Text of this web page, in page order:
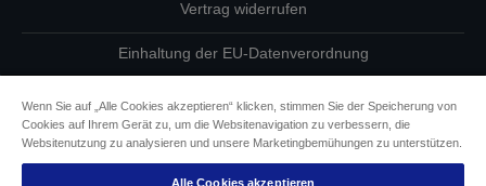
Vertrag widerrufen
Einhaltung der EU-Datenverordnung
Informationen zu Cookies
Wenn Sie auf „Alle Cookies akzeptieren“ klicken, stimmen Sie der Speicherung von
Cookies auf Ihrem Gerät zu, um die Websitenavigation zu verbessern, die
Websitenutzung zu analysieren und unsere Marketingbemühungen zu unterstützen.
Alle Cookies akzeptieren